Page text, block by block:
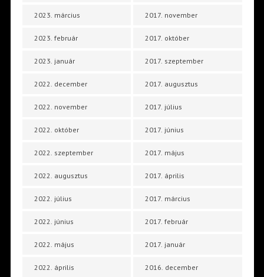
2023. március
2023. február
2023. január
2022. december
2022. november
2022. október
2022. szeptember
2022. augusztus
2022. július
2022. június
2022. május
2022. április
2017. november
2017. október
2017. szeptember
2017. augusztus
2017. július
2017. június
2017. május
2017. április
2017. március
2017. február
2017. január
2016. december